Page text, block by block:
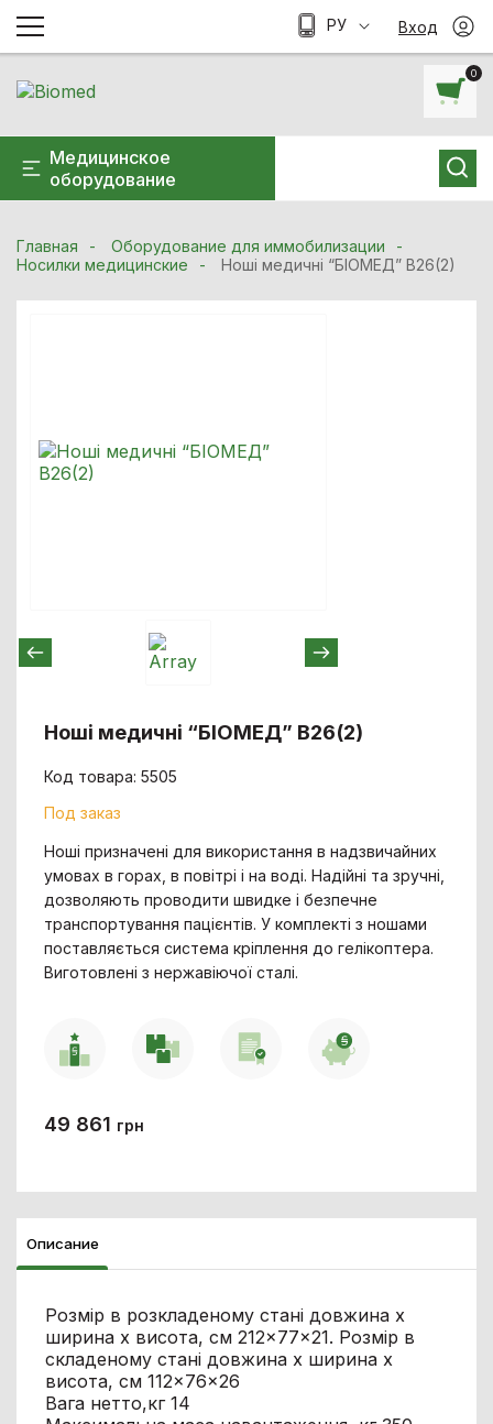
0
Медицинское
оборудование
РУ Вход
Главная
Оборудование для иммобилизации
Носилки медицинские
Ноші медичні “БІОМЕД” B26(2)
Ноші медичні “БІОМЕД” B26(2)
Код товара: 5505
Под заказ
Ноші призначені для використання в надзвичайних
умовах в горах, в повітрі і на воді. Надійні та зручні,
дозволяють проводити швидке і безпечне
транспортування пацієнтів. У комплекті з ношами
поставляється система кріплення до гелікоптерa.
Виготовлені з нержавіючої сталі.
49 861 грн
Описание
Розмір в розкладеному стані довжина х
ширина х висота, см 212×77×21. Розмір в
складеному стані довжина х ширина х
висота, см 112×76×26
Вага нетто,кг 14